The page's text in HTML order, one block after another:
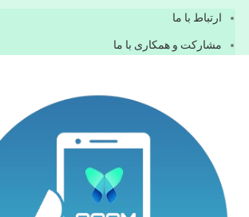
ارتباط با ما
مشاركت و همكاری با ما